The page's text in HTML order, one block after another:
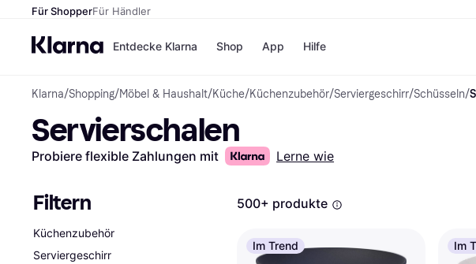
Für ShopperFür Händler
Entdecke Klarna
Zahlungsmethoden
Sofort bezahlen
Bezahle in 3
Teilzahlungen
Tagen
Ratenzahlung
Shopping und
Shop
Shops
Temu
Kaufland.at
Shoppe und
Renovierung & Bau
App Hilfe
Klarna/Shopping/Möbel & Haushalt/Küche/Küchenzubehör/Serviergeschirr/Schüsseln/
Servierschalen
Probiere flexible Zahlungen mit Lerne wie
Filtern
Küchenzubehör
Serviergeschirr
500+ produkte
Im Trend Im